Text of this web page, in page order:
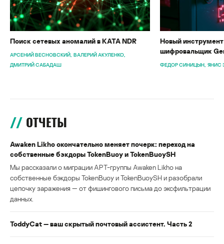
Поиск сетевых аномалий в KATA NDR
АРСЕНИЙ ВЕСНОВСКИЙ ВАЛЕРИЙ АКУЛЕНКО
ДМИТРИЙ САБАДАШ
Новый
шифровальщик
ФЕДОР СИНИЦЫН ЯНИС
ОТЧЕТЫ
Awaken Likho окончательно меняет почерк: переход на
собственные бэкдоры TokenBuoy и TokenBuoySH
Мы рассказали о миграции APT-группы Awaken Likho на
собственные бэкдоры TokenBuoy и TokenBuoySH и разобрали
цепочку заражения — от фишингового письма до эксфильтрации
данных.
ToddyCat — ваш скрытый почтовый ассистент. Часть 2